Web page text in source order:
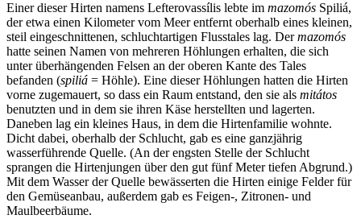
Einer dieser Hirten namens Lefterovassílis lebte im mazomós Spiliá,
der etwa einen Kilometer vom Meer entfernt oberhalb eines kleinen,
steil eingeschnittenen, schluchtartigen Flusstales lag. Dermazomós
hatte seinen Namen von mehreren Höhlungen erhalten, die sich
unter überhängenden Felsen an der oberen Kante des Tales
befanden (spiliá = Höhle). Eine dieser Höhlungen hatten die Hirten
vorne zugemauert, so dass ein Raum entstand, den sie als mitátos
benutzten und in dem sie ihren Käse herstellten und lagerten.
Daneben lag ein kleines Haus, in dem die Hirtenfamilie wohnte.
Dicht dabei, oberhalb der Schlucht, gab es eine ganzjährig
wasserführende Quelle. (An der engsten Stelle der Schlucht
sprangen die Hirtenjungen über den gut fünf Meter tiefen Abgrund.)
Mit dem Wasser der Quelle bewässerten die Hirten einige Felder für
den Gemüseanbau, außerdem gab es Feigen-, Zitronen- und
Maulbeerbäume.